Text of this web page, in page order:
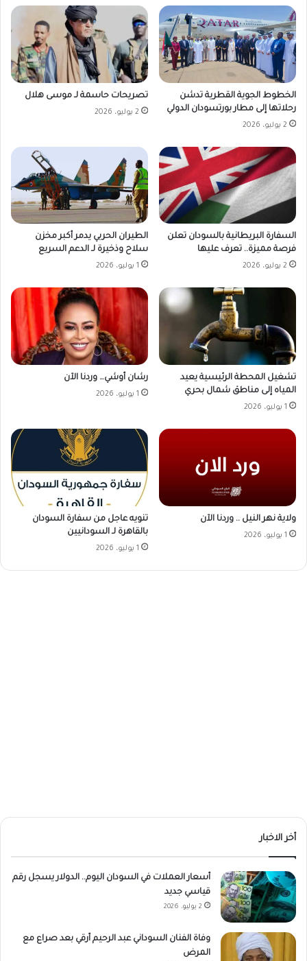
الخطوط الجوية القطرية تدشن
رحلاتها إلى مطار بورتسودان الدولي
2 يوليو، 2026
تصريحات حاسمة لـ موسى هلال
2 يوليو، 2026
السفارة البريطانية بالسودان تعلن
فرصة مميزة.. تعرف عليها
2 يوليو، 2026
الطيران الحربي يدمر أكبر مخزن
سلاح وذخيرة لـ الدعم السريع
1 يوليو، 2026
تشغيل المحطة الرئيسية يعيد
المياه إلى مناطق شمال بحري
1 يوليو، 2026
رشان أوشي… وردنا الآن
1 يوليو، 2026
ولاية نهر النيل .. وردنا الآن
1 يوليو، 2026
تنويه عاجل من سفارة السودان
بالقاهرة لـ السودانيين
1 يوليو، 2026
أخر الاخبار
أسعار العملات في السودان اليوم.. الدولار يسجل رقم
قياسي جديد
2 يوليو، 2026
وفاة الفنان السوداني عبد الرحيم أرقي بعد صراع مع
المرض